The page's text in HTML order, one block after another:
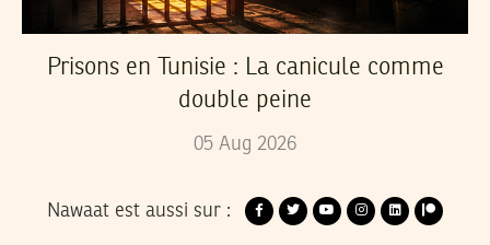
Prisons en Tunisie : La canicule comme
double peine
05 Aug 2026
Nawaat est aussi sur :